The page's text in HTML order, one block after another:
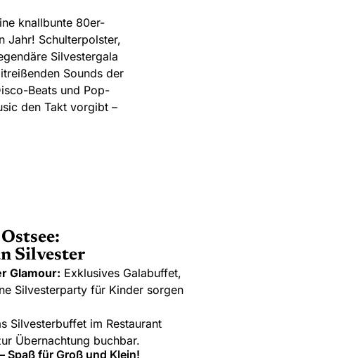
knallbunte 80er-
Jahr! Schulterpolster,
Silvestergala
Sounds der
Beats und Pop-
den Takt vorgibt –
Silvester
Glamour: Exklusives Galabuffet,
Silvesterparty für Kinder sorgen
Silvesterbuffet im Restaurant
Übernachtung buchbar.
Spaß für Groß und Klein!